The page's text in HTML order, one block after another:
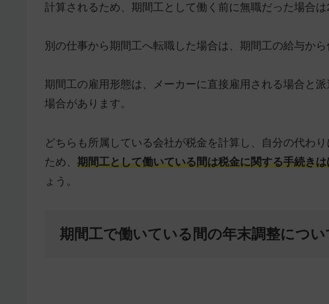
計算されるため、期間工として働く前に無職だった場合は
別の仕事から期間工へ転職した場合は、期間工の給与か
期間工の雇用形態は、メーカーに直接雇用される場合と
場合があります。
どちらも所属している会社が税金を計算し、自分の代わ
ため、 期間工として働いている間は税金に関する手続き
ょう。
期間工で働いている間の年末調整につい